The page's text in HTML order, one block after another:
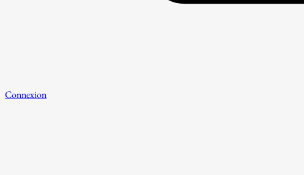
Connexion